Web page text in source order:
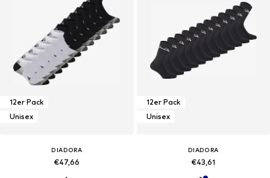
12er Pack
Unisex
DIADORA
€47,66
12er Pack
Unisex
DIADORA
€43,61